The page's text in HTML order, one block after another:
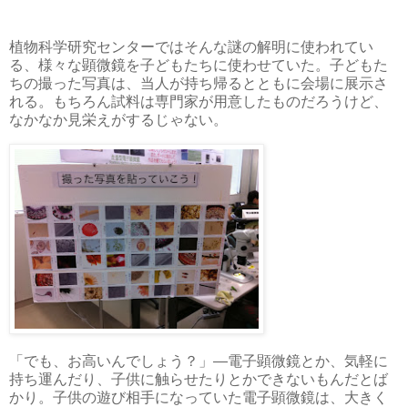
植物科学研究センターではそんな謎の解明に使われてい
る、様々な顕微鏡を子どもたちに使わせていた。子どもた
ちの撮った写真は、当人が持ち帰るとともに会場に展示さ
れる。もちろん試料は専門家が用意したものだろうけど、
なかなか見栄えがするじゃない。
「でも、お高いんでしょう？」―電子顕微鏡とか、気軽に
持ち運んだり、子供に触らせたりとかできないもんだとば
かり。子供の遊び相手になっていた電子顕微鏡は、大きく